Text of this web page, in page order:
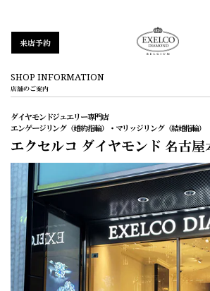
SHOP INFORMATION
店舗のご案内
ダイヤモンドジュエリー専門店
エンゲージリング（婚約指輪）・マリッジリング（結婚指輪）
エクセルコ ダイヤモンド 名古屋
来店予約